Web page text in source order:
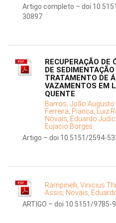
Artigo completo – doi
30897
RECUPERAÇÃO DE
DE
TRATAMENTO DE
VAZAMENTOS EM
QUENTE
Barros, João Augusto
Ferreira; Pianca, Luiz
Novais, Eduardo
Eujacio Borges
Artigo – doi 10.5151/2594-
Rampinelli, Vinicius
Assis; Novais,
ARTIGO – doi 10.5151/9785-